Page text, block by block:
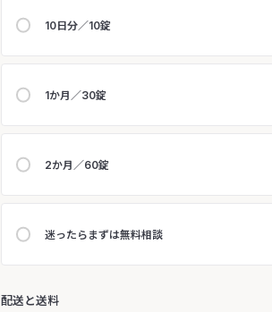
10日分／10錠
1か月／30錠
2か月／60錠
迷ったらまずは無料相談
配送と送料